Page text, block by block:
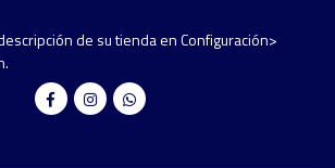
de su tienda en Configuración>